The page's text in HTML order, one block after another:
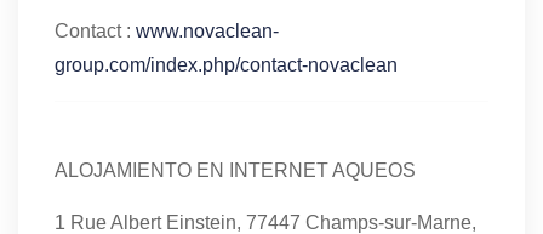
Contact : www.novaclean-
group.com/index.php/contact-novaclean
ALOJAMIENTO EN INTERNET AQUEOS
1 Rue Albert Einstein, 77447 Champs-sur-Marne,